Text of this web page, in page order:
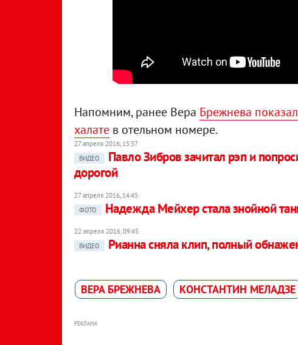
Напомним, ранее Вера Брежнева
халате в отельном номере.
27 апреля 2016, 15:37
ВИДЕО
Павло Зибров зачитал рэп и
дорогой
27 апреля 2016, 14:45
ФОТО
Надежда Мейхер стала знойной
22 апреля 2016, 09:45
ВИДЕО
Рианна сняла клип, полный
ВЕРА БРЕЖНЕВА КОНСТАНТИН МЕЛАДЗЕ
РЕКЛАМА